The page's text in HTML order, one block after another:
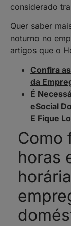
considerado
Quer saber
noturno no
artigos que o
Confira
da
É
eSocial
E Fique
Como
horas